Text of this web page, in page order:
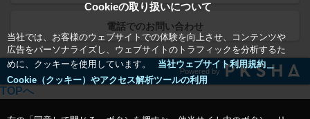
Cookieの取り扱いについて
当社では、お客様のウェブサイトでの体験を向上させ、コンテンツや
広告をパーソナライズし、ウェブサイトのトラフィックを分析するた
めに、クッキーを使用しています。
当社ウェブサイト利用規約＿
Cookie（クッキー）やアクセス解析ツールの利用
電話でのお問い合わせ
Powered by
TOPへ